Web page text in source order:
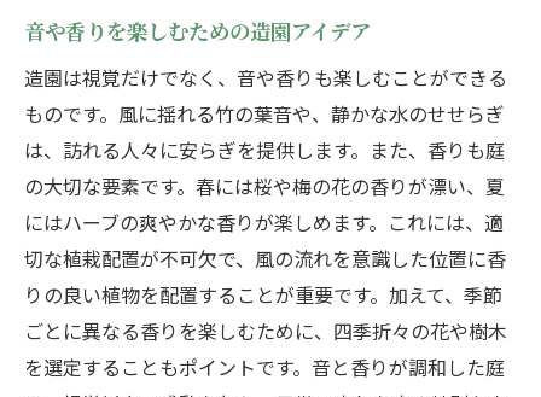
音や香りを楽しむための造園アイデア
造園は視覚だけでなく、音や香りも楽しむことができる
ものです。風に揺れる竹の葉音や、静かな水のせせらぎ
は、訪れる人々に安らぎを提供します。また、香りも庭
の大切な要素です。春には桜や梅の花の香りが漂い、夏
にはハーブの爽やかな香りが楽しめます。これには、適
切な植栽配置が不可欠で、風の流れを意識した位置に香
りの良い植物を配置することが重要です。加えて、季節
ごとに異なる香りを楽しむために、四季折々の花や樹木
を選定することもポイントです。音と香りが調和した庭